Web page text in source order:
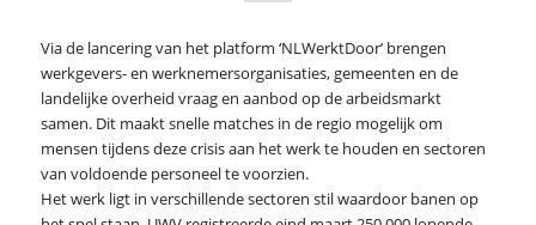
Via de lancering van het platform ‘NLWerktDoor’ brengen
werkgevers- en werknemersorganisaties, gemeenten en de
landelijke overheid vraag en aanbod op de arbeidsmarkt
samen. Dit maakt snelle matches in de regio mogelijk om
mensen tijdens deze crisis aan het werk te houden en sectoren
van voldoende personeel te voorzien.
Het werk ligt in verschillende sectoren stil waardoor banen op